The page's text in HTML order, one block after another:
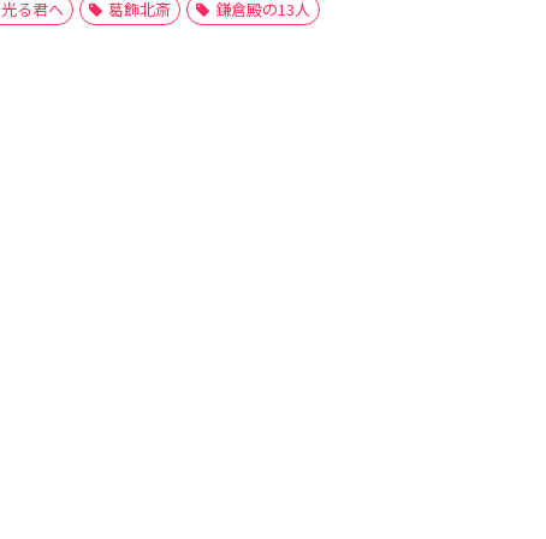
光る君へ 葛飾北斎 鎌倉殿の13人